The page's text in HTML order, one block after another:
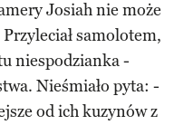
Josiah nie może
samolotem,
niespodzianka -
Nieśmiało pyta: -
od ich kuzynów z